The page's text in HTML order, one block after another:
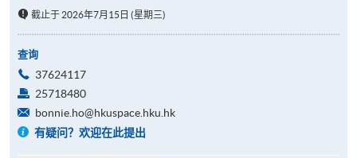
截止于 2026年7月15日 (星期三)
查询
37624117
25718480
bonnie.ho@hkuspace.hku.hk
有疑问？欢迎在此提出